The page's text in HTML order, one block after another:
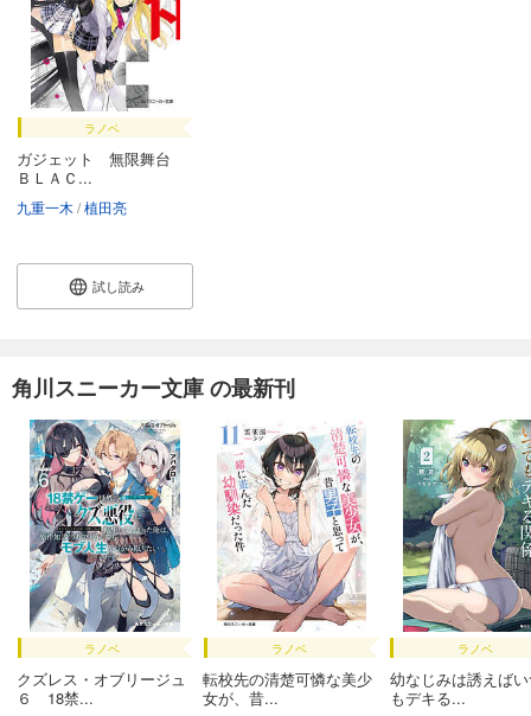
ラノベ
ガジェット 無限舞台
ＢＬＡＣ...
九重一木 植田亮
試し読み
角川スニーカー文庫 の最新刊
ラノベ
クズレス・オブリージュ
６ 18禁...
ラノベ
転校先の清楚可憐な美少
女が、昔...
ラノベ
幼なじみは誘えば
もデキる...